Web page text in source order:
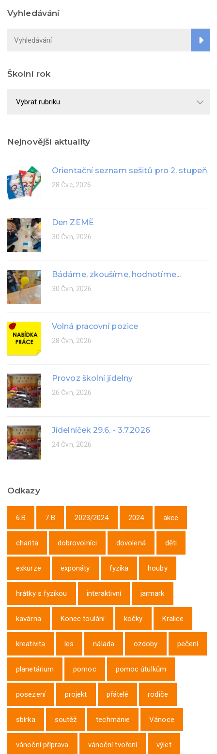
Vyhledávání
Školní rok
Nejnovější aktuality
Orientační seznam sešitů pro 2. stupeň
28 Čvc, 2026
Den ZEMĚ
30 Čvn, 2026
Bádáme, zkoušíme, hodnotíme...
30 Čvn, 2026
Volná pracovní pozice
28 Čvn, 2026
Provoz školní jídelny
26 Čvn, 2026
Jídelníček 29.6. - 3.7.2026
24 Čvn, 2026
Odkazy
6.B 7.B 2023/2024 2024 akce
charita dobrovolníci dovolená děti
exkurze exponáty fyzika houby
hrátky s fyzikou interaktivní jarmark
kavárna Konec toulání kočky Kralice
kreativita les nálada ozdoby pečení
planetárium pomoc pomoc útulkům
posezení projekt přátelé rodiče
sbírka soutěž techmánie Vánoce
vánoční příprava vánoční tvoření výlet